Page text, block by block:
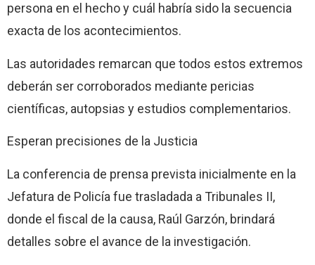
persona en el hecho y cuál habría sido la secuencia
exacta de los acontecimientos.
Las autoridades remarcan que todos estos extremos
deberán ser corroborados mediante pericias
científicas, autopsias y estudios complementarios.
Esperan precisiones de la Justicia
La conferencia de prensa prevista inicialmente en la
Jefatura de Policía fue trasladada a Tribunales II,
donde el fiscal de la causa, Raúl Garzón, brindará
detalles sobre el avance de la investigación.